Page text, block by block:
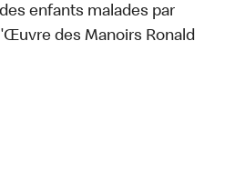
enfants malades par
des Manoirs Ronald